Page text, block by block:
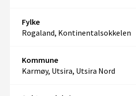
Fylke
Rogaland, Kontinentalsokkelen
Kommune
Karmøy, Utsira, Utsira Nord